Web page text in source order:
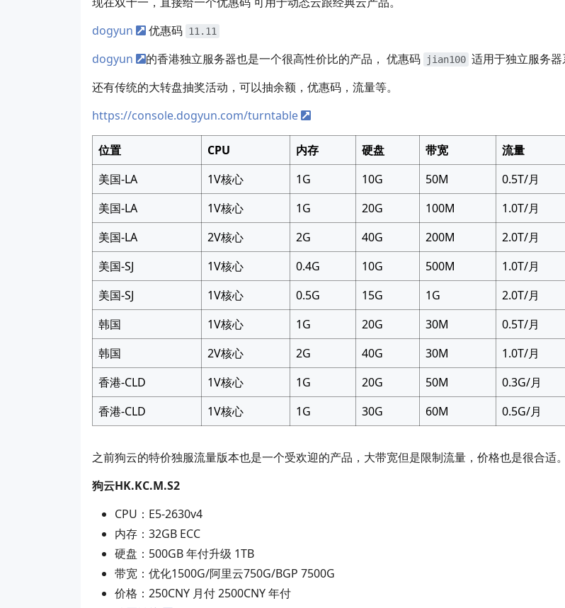
dogyun
优惠码 11.11
dogyun 的香港独立服务器也是一个很高性价比的产品， 优惠码 jian100 适用于独立服务器
还有传统的大转盘抽奖活动，可以抽余额，优惠码，流量等。
https://console.dogyun.com/turntable
位置 CPU 内存 硬盘 带宽 流量
美国-LA
1V核心 1G 10G 50M 0.5T/月
美国-LA
1V核心 1G 20G 100M 1.0T/月
美国-LA
2V核心 2G 40G 200M 2.0T/月
美国-SJ
1V核心 0.4G 10G 500M 1.0T/月
美国-SJ
1V核心 0.5G 15G 1G 2.0T/月
韩国
1V核心 1G 20G 30M 0.5T/月
韩国
2V核心 2G 40G 30M 1.0T/月
香港-CLD
1V核心 1G 20G 50M 0.3G/月
香港-CLD
1V核心 1G 30G 60M 0.5G/月
之前狗云的特价独服流量版本也是一个受欢迎的产品，大带宽但是限制流量，价格也是很合适。
狗云HK.KC.M.S2
CPU：E5-2630v4
内存：32GB ECC
硬盘：500GB 年付升级 1TB
带宽：优化1500G/阿里云750G/BGP 7500G
价格：250CNY 月付 2500CNY 年付